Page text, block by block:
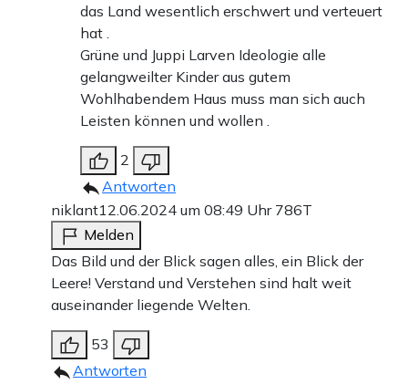
das Land wesentlich erschwert und verteuert
hat .
Grüne und Juppi Larven Ideologie alle
gelangweilter Kinder aus gutem
Wohlhabendem Haus muss man sich auch
Leisten können und wollen .
2
Antworten
niklant12.06.2024 um 08:49 Uhr 786T
Melden
Das Bild und der Blick sagen alles, ein Blick der
Leere! Verstand und Verstehen sind halt weit
auseinander liegende Welten.
53
Antworten